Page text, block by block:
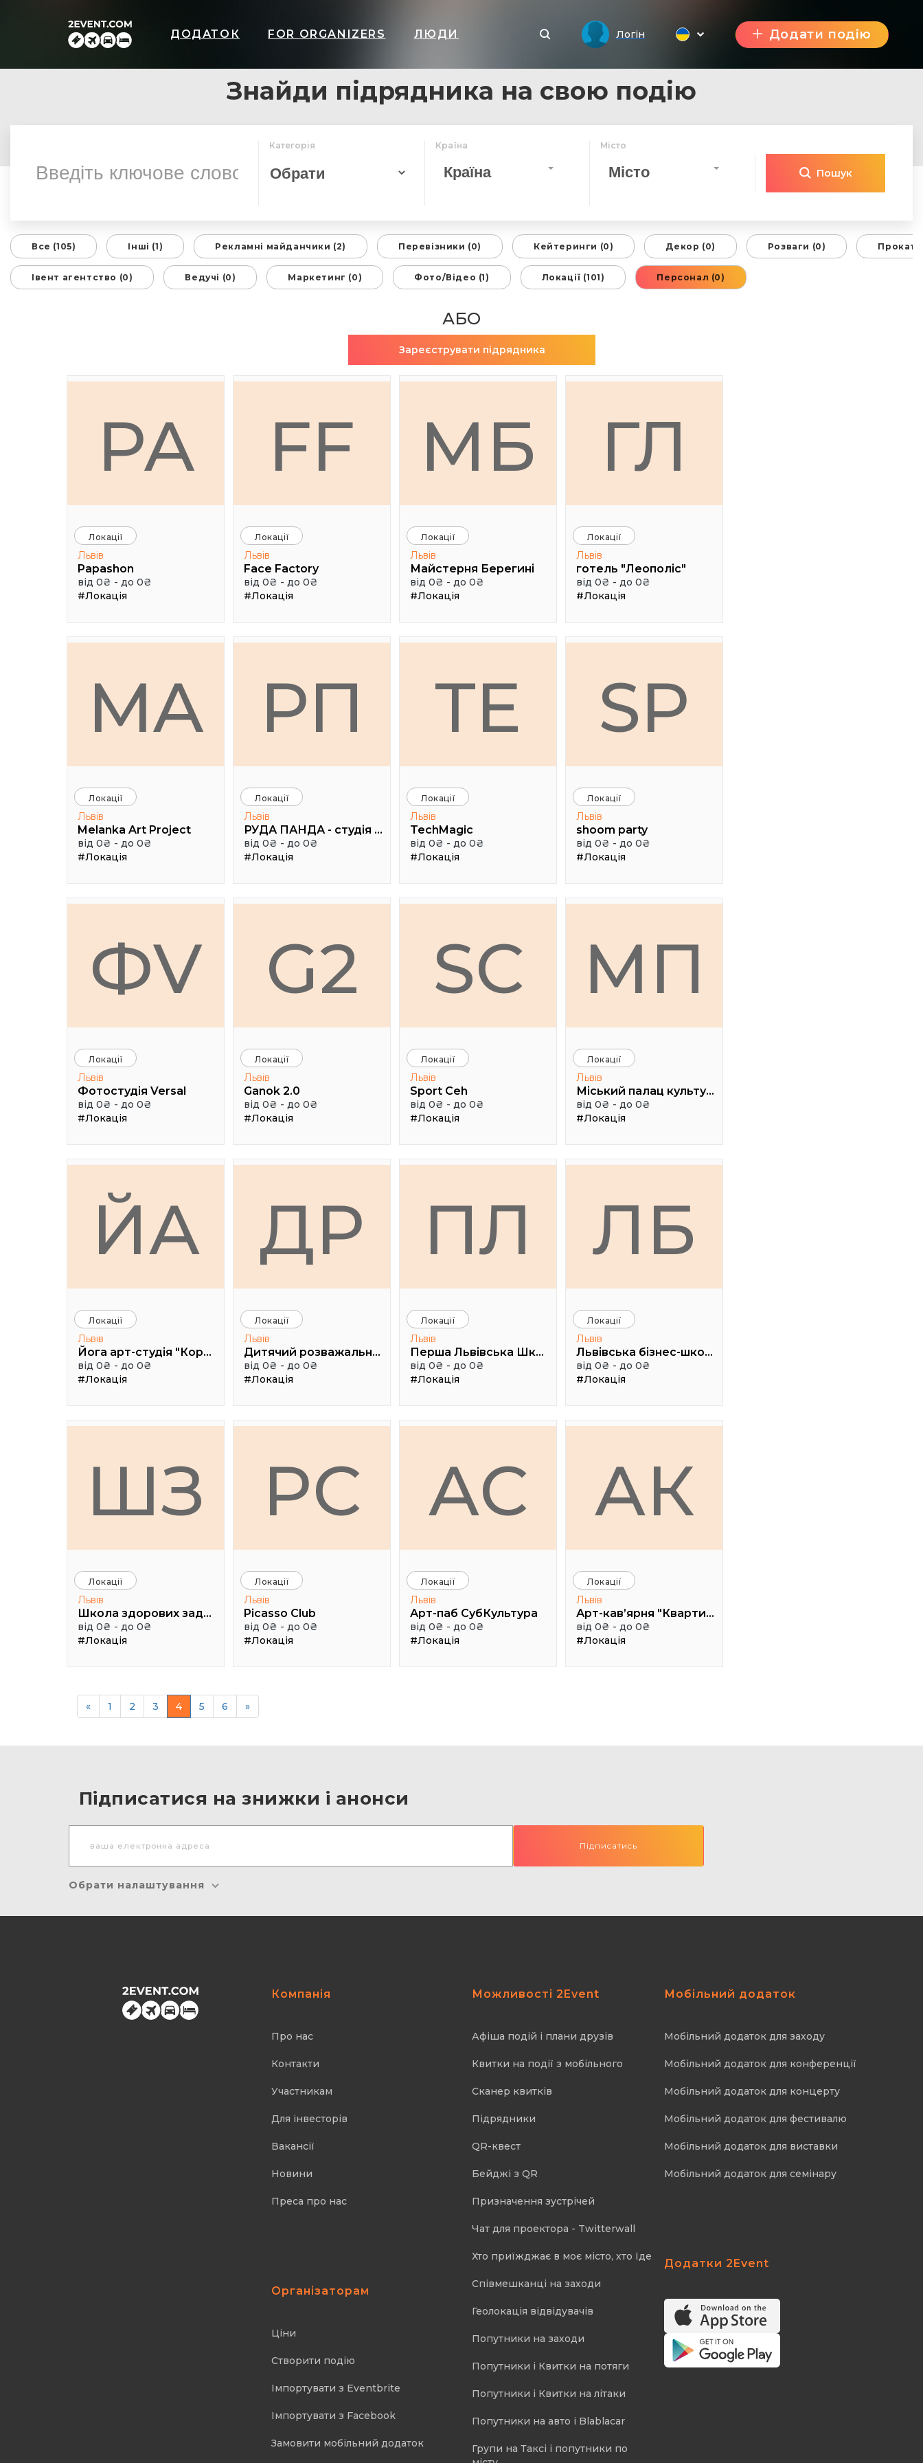
ДОДАТОК FOR ORGANIZERS ЛЮДИ Логін Додати подію
Знайди підрядника на свою подію
Категорія Країна
Країна
Місто
Місто Пошук
Все (105) Інші (1) Рекламні майданчики (2) Перевізники (0) Кейтеринги (0) Декор (0) Розваги (0) Прокат
Івент агентство (0) Ведучі (0) Маркетинг (0) Фото/Відео (1) Локації (101) Персонал (0)
АБО
Зареєструвати підрядника
PA
Локації
Львів
Papashon
від 0₴ - до 0₴
#Локація
FF
Локації
Львів
Face Factory
від 0₴ - до 0₴
#Локація
МБ
Локації
Львів
Майстерня Берегині
від 0₴ - до 0₴
#Локація
ГЛ
Локації
Львів
готель "Леополіс"
від 0₴ - до 0₴
#Локація
MA
Локації
Львів
Melanka Art Project
від 0₴ - до 0₴
#Локація
РП
Локації
Львів
РУДА ПАНДА - студія дитячої творчості
від 0₴ - до 0₴
#Локація
TE
Локації
Львів
TechMagic
від 0₴ - до 0₴
#Локація
SP
Локації
Львів
shoom party
від 0₴ - до 0₴
#Локація
ФV
Локації
Львів
Фотостудія Versal
від 0₴ - до 0₴
#Локація
G2
Локації
Львів
Ganok 2.0
від 0₴ - до 0₴
#Локація
SC
Локації
Львів
Sport Ceh
від 0₴ - до 0₴
#Локація
МП
Локації
Львів
Міський палац культури ім. Гната Хоткевича
від 0₴ - до 0₴
#Локація
ЙА
Локації
Львів
Йога арт-студія "Коралі"
від 0₴ - до 0₴
#Локація
ДР
Локації
Львів
Дитячий розважально-пізнавальний клуб «Лис Микита»
від 0₴ - до 0₴
#Локація
ПЛ
Локації
Львів
Перша Львівська Школа ІТ Продаж
від 0₴ - до 0₴
#Локація
ЛБ
Локації
Львів
Львівська бізнес-школа УКУ (LvBS)
від 0₴ - до 0₴
#Локація
ШЗ
Локації
Львів
Школа здорових задоволень Чотири ключі
від 0₴ - до 0₴
#Локація
PC
Локації
Львів
Picasso Club
від 0₴ - до 0₴
#Локація
АС
Локації
Львів
Арт-паб СубКультура
від 0₴ - до 0₴
#Локація
АК
Локації
Львів
Арт-кав’ярня "Квартира 35"
від 0₴ - до 0₴
#Локація
« 1 2 3 4 5 6 »
Підписатися на знижки і анонси
Обрати налаштування
Компанія
Про нас
Контакти
Участникам
Для інвесторів
Вакансії
Новини
Преса про нас
Організаторам
Ціни
Створити подію
Імпортувати з Eventbrite
Імпортувати з Facebook
Замовити мобільний додаток
Можливості 2Event
Афіша подій і плани друзів
Квитки на події з мобільного
Cканер квитків
Підрядники
QR-квест
Бейджі з QR
Призначення зустрічей
Чат для проектора - Twitterwall
Хто приїжджає в моє місто, хто їде
Співмешканці на заходи
Геолокація відвідувачів
Попутники на заходи
Попутники і Квитки на потяги
Попутники і Квитки на літаки
Попутники на авто і Blablacar
Групи на Таксі і попутники по
Мобільний додаток
Мобільний додаток для заходу
Мобільний додаток для конференції
Мобільний додаток для концерту
Мобільний додаток для фестивалю
Мобільний додаток для виставки
Мобільний додаток для семінару
Додатки 2Event